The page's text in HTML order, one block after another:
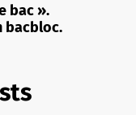
bac ».
bacbloc.